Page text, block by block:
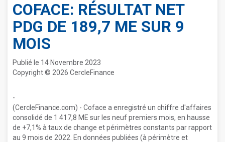
COFACE: RÉSULTAT NET
PDG DE 189,7 ME SUR 9
MOIS
Publié le 14 Novembre 2023
Copyright © 2026 CercleFinance
-
(CercleFinance.com) - Coface a enregistré un chiffre d'affaires
consolidé de 1 417,8 ME sur les neuf premiers mois, en hausse
de +7,1% à taux de change et périmètres constants par rapport
au 9 mois de 2022. En données publiées (à périmètre et